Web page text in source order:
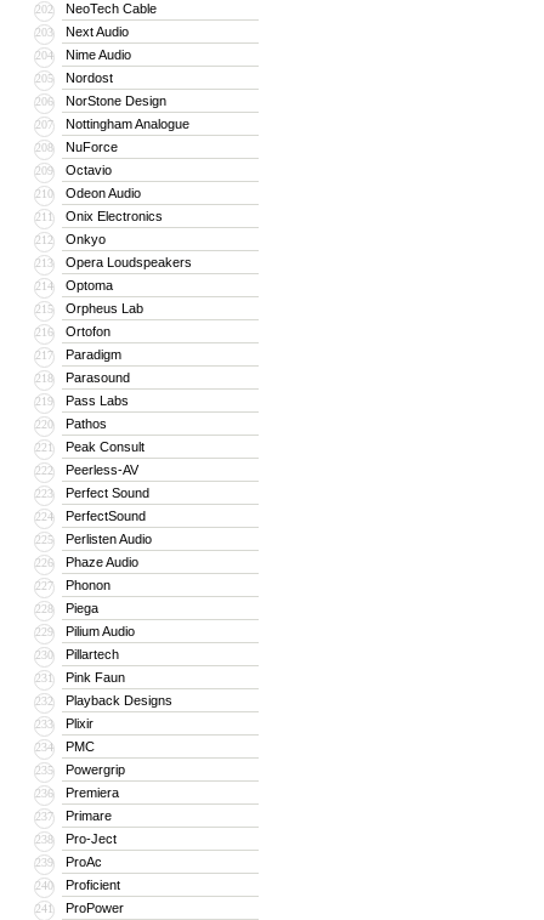
202 NeoTech Cable
203 Next Audio
204 Nime Audio
205 Nordost
206 NorStone Design
207 Nottingham Analogue
208 NuForce
209 Octavio
210 Odeon Audio
211 Onix Electronics
212 Onkyo
213 Opera Loudspeakers
214 Optoma
215 Orpheus Lab
216 Ortofon
217 Paradigm
218 Parasound
219 Pass Labs
220 Pathos
221 Peak Consult
222 Peerless-AV
223 Perfect Sound
224 PerfectSound
225 Perlisten Audio
226 Phaze Audio
227 Phonon
228 Piega
229 Pilium Audio
230 Pillartech
231 Pink Faun
232 Playback Designs
233 Plixir
234 PMC
235 Powergrip
236 Premiera
237 Primare
238 Pro-Ject
239 ProAc
240 Proficient
241 ProPower